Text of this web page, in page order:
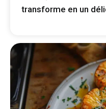
transforme en un